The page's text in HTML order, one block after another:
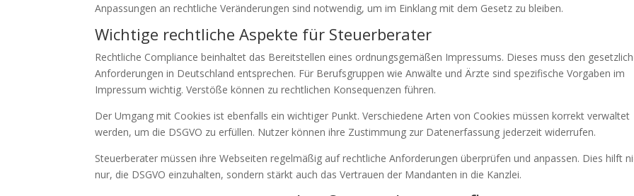
Anpassungen an rechtliche Veränderungen sind notwendig, um im Einklang mit dem Gesetz zu bleiben.
Wichtige rechtliche Aspekte für Steuerberater
Rechtliche Compliance beinhaltet das Bereitstellen eines ordnungsgemäßen Impressums. Dieses muss den
Anforderungen in Deutschland entsprechen. Für Berufsgruppen wie Anwälte und Ärzte sind spezifische Vorgaben im
Impressum wichtig. Verstöße können zu rechtlichen Konsequenzen führen.
Der Umgang mit Cookies ist ebenfalls ein wichtiger Punkt. Verschiedene Arten von Cookies müssen korrekt verwaltet
werden, um die DSGVO zu erfüllen. Nutzer können ihre Zustimmung zur Datenerfassung jederzeit widerrufen.
Steuerberater müssen ihre Webseiten regelmäßig auf rechtliche Anforderungen überprüfen und anpassen. Dies hilft
nur, die DSGVO einzuhalten, sondern stärkt auch das Vertrauen der Mandanten in die Kanzlei.